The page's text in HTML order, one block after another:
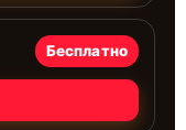
Бесплатно